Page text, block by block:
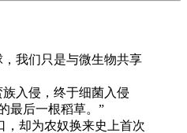
我们只是与微生物共享
入侵，终于细菌入侵
最后一根稻草。”
，却为农奴换来史上首次